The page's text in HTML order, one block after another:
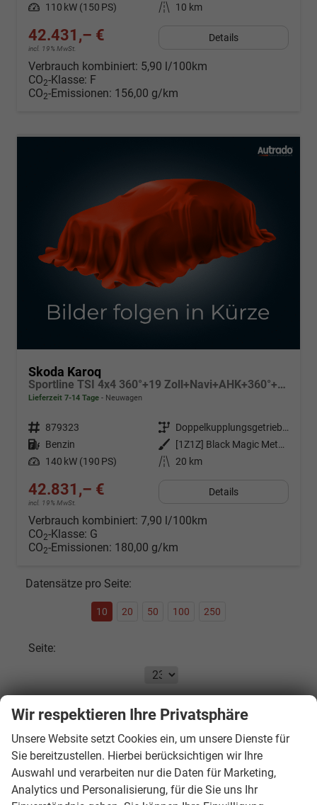
Leistung 110 kW (150 PS) Kilometerstand 10 km
42.431,– €
incl. 19% MwSt.
Details
Verbrauch kombiniert: 5,90 l/100km
CO2-Klasse: F
CO2-Emissionen: 156,00 g/km
Skoda Karoq
Sportline TSI 4x4 360°+19 Zoll+Navi+AHK+360°+ACC+Frontscheibe beheizbar+Travel Assist
Lieferzeit 7-14 Tage Neuwagen
Fahrzeugnr. 879323 Getriebe
Doppelkupplungsgetriebe (DSG)
Kraftstoff Benzin Außenfarbe
[1Z1Z] Black Magic Metallic
Leistung 140 kW (190 PS) Kilometerstand 20 km
42.831,– €
incl. 19% MwSt.
Details
Verbrauch kombiniert: 7,90 l/100km
CO2-Klasse: G
CO2-Emissionen: 180,00 g/km
Datensätze pro Seite:
10 20 50 100 250
Seite:
Seiten:
1 ... 20 21 22 23 24 25
Fahrzeugnr.
Wir respektieren Ihre Privatsphäre
Unsere Website setzt Cookies ein, um unsere Dienste für
Sie bereitzustellen. Hierbei berücksichtigen wir Ihre
Auswahl und verarbeiten nur die Daten für Marketing,
Analytics und Personalisierung, für die Sie uns Ihr